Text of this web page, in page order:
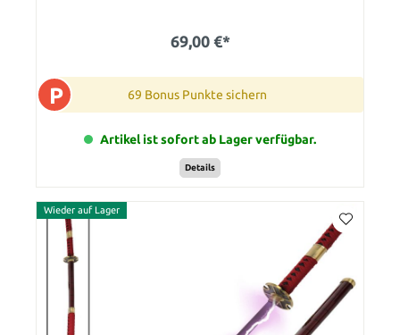
69,00 €*
P 69 Bonus Punkte sichern
Artikel ist sofort ab Lager verfügbar.
Details
Wieder auf Lager